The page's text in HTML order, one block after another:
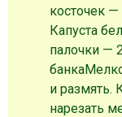
косточек
Капуста
палочки —
банка
и размять.
нарезать